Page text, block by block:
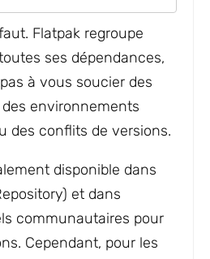
Flatpak regroupe
ses dépendances,
à vous soucier des
environnements
des conflits de versions.
disponible dans
et dans
communautaires pour
Cependant, pour les